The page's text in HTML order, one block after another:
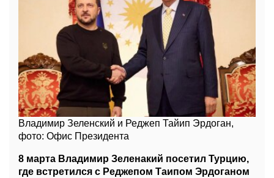
Владимир Зеленский и Реджеп Тайип Эрдоган,
фото: Офис Президента
8 марта Владимир Зеленакий посетил Турцию,
где встретился с Реджепом Таипом Эрдоганом